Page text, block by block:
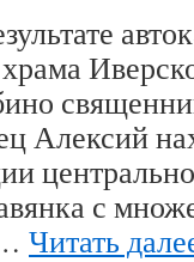
храма
Алексий
с
Читать